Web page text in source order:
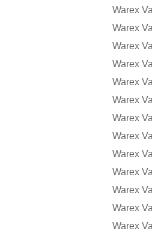
Warex
Warex
Warex
Warex
Warex
Warex
Warex
Warex
Warex
Warex
Warex
Warex
Warex